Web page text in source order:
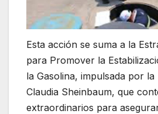
Esta acción se suma a la
para Promover la
la Gasolina, impulsada por la
Claudia Sheinbaum, que
extraordinarios para